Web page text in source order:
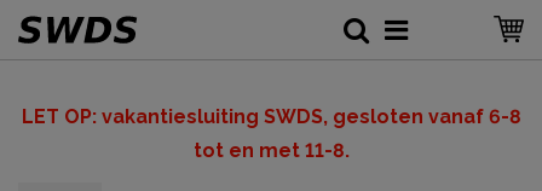
LET OP: vakantiesluiting SWDS, gesloten vanaf 6-8
tot en met 11-8.